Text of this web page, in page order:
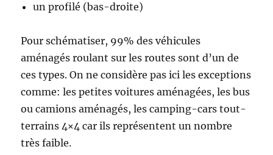
un profilé (bas-droite)
Pour schématiser, 99% des véhicules
aménagés roulant sur les routes sont d’un de
ces types. On ne considère pas ici les exceptions
comme: les petites voitures aménagées, les bus
ou camions aménagés, les camping-cars tout-
terrains 4×4 car ils représentent un nombre
très faible.